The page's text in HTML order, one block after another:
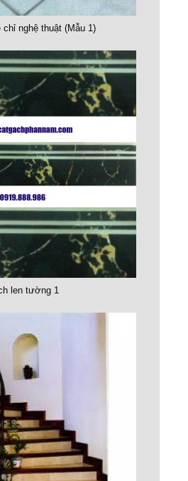
chỉ nghệ thuật (Mẫu 1)
len tường 1